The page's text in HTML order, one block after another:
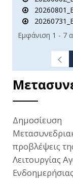
Εμφάνιση 1 - 7
Δημοσίευση
προβλέψεις
Λειτουργίας